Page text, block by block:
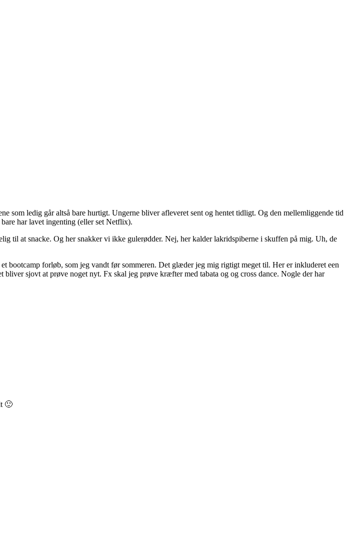
som ledig går altså bare hurtigt. Ungerne bliver afleveret sent og hentet tidligt. Og den mellemliggende tid
har lavet ingenting (eller set Netflix).
til at snacke. Og her snakker vi ikke gulerødder. Nej, her kalder lakridspiberne i skuffen på mig. Uh, de
bootcamp forløb, som jeg vandt før sommeren. Det glæder jeg mig rigtigt meget til. Her er inkluderet een
sjovt at prøve noget nyt. Fx skal jeg prøve kræfter med tabata og og cross dance. Nogle der har
🙂